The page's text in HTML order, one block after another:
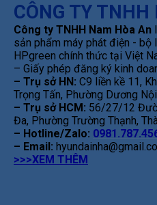
CÔNG TY
Công ty TNHH Nam Hòa An
sản phẩm máy phát điện - bộ
HPgreen chính thức tại Việt
– Giấy phép đăng ký kinh
– Trụ sở HN: C9 liền kề 11,
Trọng Tấn, Phường Dương
– Trụ sở HCM: 56/27/12
Đa, Phường Trường Thạnh,
– Hotline/Zalo:
– Email:
>>>XEM THÊM